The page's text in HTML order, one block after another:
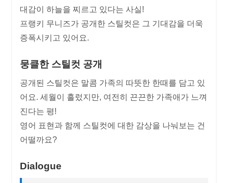
대감이 하늘을 찌르고 있다는 사실!
프랭키 무니즈가 공개한 스틸컷은 그 기대감을 더욱
증폭시키고 있어요.
뭉클한 스틸컷 공개
공개된 스틸컷은 말콤 가족의 따뜻한 한때를 담고 있
어요. 세월이 흘렀지만, 여전히 끈끈한 가족애가 느껴
진다는 평!
영어 표현과 함께 스틸컷에 대한 감상을 나눠보는 건
어떨까요?
Dialogue